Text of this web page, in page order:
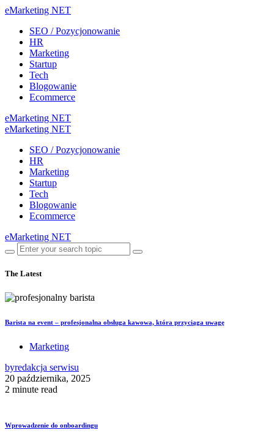
eMarketing NET
SEO / Pozycjonowanie
HR
Marketing
Startup
Tech
Blogowanie
Ecommerce
eMarketing NET
eMarketing NET
SEO / Pozycjonowanie
HR
Marketing
Startup
Tech
Blogowanie
Ecommerce
eMarketing NET
The Latest
Barista na event – profesjonalna obsługa kawowa, która przyciąga uwagę
Marketing
byredakcja serwisu
20 października, 2025
2 minute read
Wprowadzenie do onboardingu